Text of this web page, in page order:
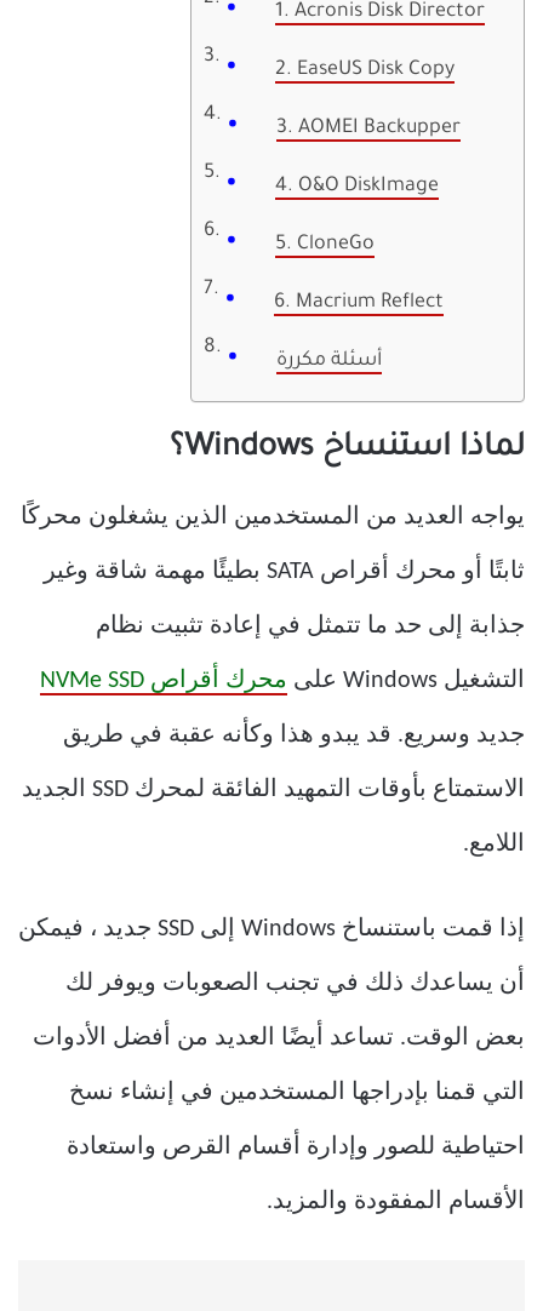
1. Acronis Disk Director
2. EaseUS Disk Copy
3. AOMEI Backupper
4. O&O DiskImage
5. CloneGo
6. Macrium Reflect
أسئلة مكررة
لماذا استنساخ Windows؟
يواجه العديد من المستخدمين الذين يشغلون محركًا
ثابتًا أو محرك أقراص SATA بطيئًا مهمة شاقة وغير
جذابة إلى حد ما تتمثل في إعادة تثبيت نظام
التشغيل Windows على محرك أقراص NVMe SSD
جديد وسريع. قد يبدو هذا وكأنه عقبة في طريق
الاستمتاع بأوقات التمهيد الفائقة لمحرك SSD الجديد
اللامع.
إذا قمت باستنساخ Windows إلى SSD جديد ، فيمكن
أن يساعدك ذلك في تجنب الصعوبات ويوفر لك
بعض الوقت. تساعد أيضًا العديد من أفضل الأدوات
التي قمنا بإدراجها المستخدمين في إنشاء نسخ
احتياطية للصور وإدارة أقسام القرص واستعادة
الأقسام المفقودة والمزيد.